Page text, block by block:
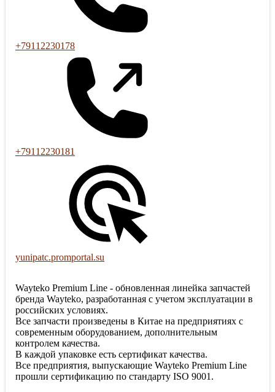
+79112230178
+79112230181
yunipatc.promportal.su
Wayteko Premium Line - обновленная линейка запчастей
бренда Wayteko, разработанная с учетом эксплуатации в
российских условиях.
Все запчасти произведены в Китае на предприятиях с
современным оборудованием, дополнительным
контролем качества.
В каждой упаковке есть сертификат качества.
Все предприятия, выпускающие Wayteko Premium Line
прошли сертификацию по стандарту ISO 9001.